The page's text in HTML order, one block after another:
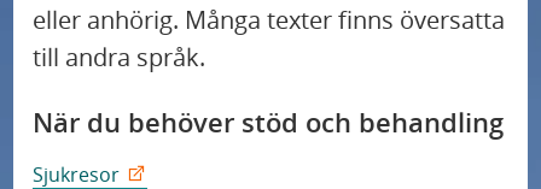
eller anhörig. Många texter finns översatta
till andra språk.
När du behöver stöd och behandling
Sjukresor